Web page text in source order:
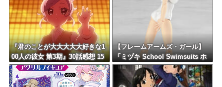
『君のことが大大大大大好きな1
00人の彼女 第3期』30話感想 15
人目の彼女、茂見紅葉が登場！
【フレームアームズ・ガール】
「ミヅキ School Swimsuits ホ
ワイトVer.」プラモデル【11時予
約開始】